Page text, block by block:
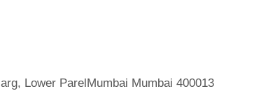
Lower ParelMumbai Mumbai 400013